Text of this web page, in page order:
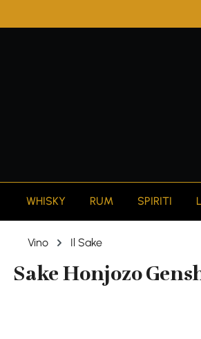
WHISKY RUM SPIRITI
Vino Il Sake
Sake Honjozo